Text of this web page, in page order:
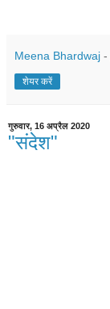
Meena Bhardwaj -
शेयर करें
गुरुवार, 16 अप्रैल 2020
"संदेश"